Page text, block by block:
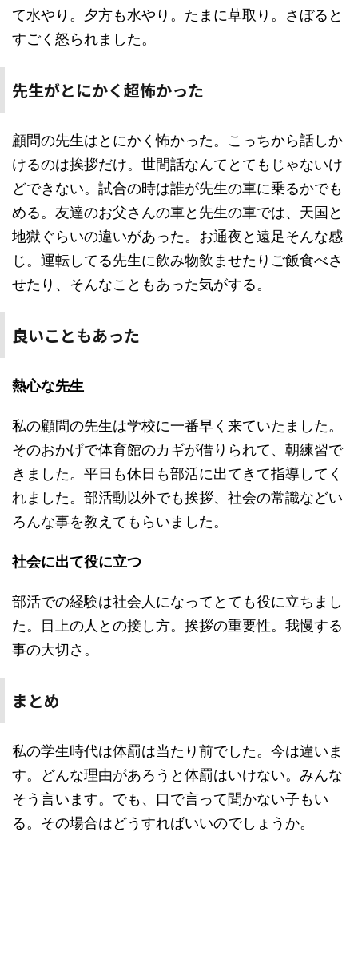
て水やり。夕方も水やり。たまに草取り。さぼると
すごく怒られました。
先生がとにかく超怖かった
顧問の先生はとにかく怖かった。こっちから話しか
けるのは挨拶だけ。世間話なんてとてもじゃないけ
どできない。試合の時は誰が先生の車に乗るかでも
める。友達のお父さんの車と先生の車では、天国と
地獄ぐらいの違いがあった。お通夜と遠足そんな感
じ。運転してる先生に飲み物飲ませたりご飯食べさ
せたり、そんなこともあった気がする。
良いこともあった
熱心な先生
私の顧問の先生は学校に一番早く来ていたました。
そのおかげで体育館のカギが借りられて、朝練習で
きました。平日も休日も部活に出てきて指導してく
れました。部活動以外でも挨拶、社会の常識などい
ろんな事を教えてもらいました。
社会に出て役に立つ
部活での経験は社会人になってとても役に立ちまし
た。目上の人との接し方。挨拶の重要性。我慢する
事の大切さ。
まとめ
私の学生時代は体罰は当たり前でした。今は違いま
す。どんな理由があろうと体罰はいけない。みんな
そう言います。でも、口で言って聞かない子もい
る。その場合はどうすればいいのでしょうか。